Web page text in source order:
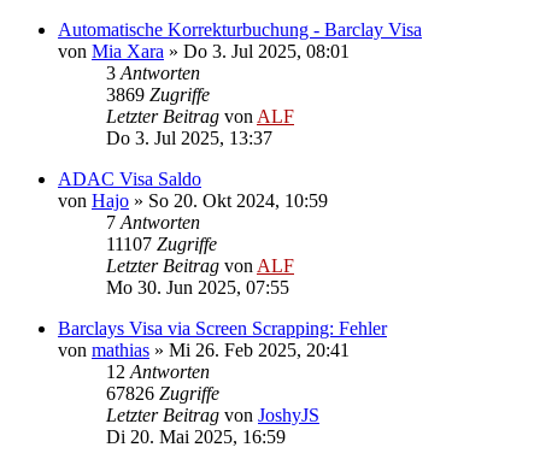
Automatische Korrekturbuchung - Barclay Visa
von Mia Xara » Do 3. Jul 2025, 08:01
3 Antworten
3869 Zugriffe
Letzter Beitrag von ALF
Do 3. Jul 2025, 13:37
ADAC Visa Saldo
von Hajo » So 20. Okt 2024, 10:59
7 Antworten
11107 Zugriffe
Letzter Beitrag von ALF
Mo 30. Jun 2025, 07:55
Barclays Visa via Screen Scrapping: Fehler
von mathias » Mi 26. Feb 2025, 20:41
12 Antworten
67826 Zugriffe
Letzter Beitrag von JoshyJS
Di 20. Mai 2025, 16:59